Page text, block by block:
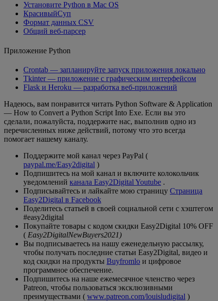
Установите Python в Mac OS
КрасивыйСуп
Формат данных CSV
Общий веб-парсер
Приложение Python
Crontab — запланируйте запуск приложения локально
Tkinter — приложение с графическим интерфейсом
Flask и Heroku — разработка веб-приложений
Надеюсь, вам понравится читать Python Software & Application
— How to Convert a Python Script Into Exe. Если вы это
сделали, пожалуйста, поддержите нас, выполнив одно из
перечисленных ниже действий, потому что это всегда
помогает нашему каналу.
Поддержите мой канал через PayPal (
paypal.me/Easy2digital )
Подпишитесь на мой канал и включите колокольчик
уведомлений канала Easy2Digital Youtube .
Подписывайтесь и лайкайте мою страницу Страница
Easy2Digital в Facebook
Поделитесь статьей в своей социальной сети с хэштегом
#easy2digital
Покупайте товары с кодом скидки Easy2Digital 10% OFF
( Easy2DigitalNewBuyers2021)
Вы подписываетесь на нашу еженедельную рассылку,
чтобы получать последние статьи Easy2Digital, видео и
код скидки на продукты Buyfromlo и цифровое
программное обеспечение.
Подпишитесь на наше ежемесячное членство через
Patreon, чтобы пользоваться эксклюзивными
преимуществами ( www.patreon.com/louisludigital )